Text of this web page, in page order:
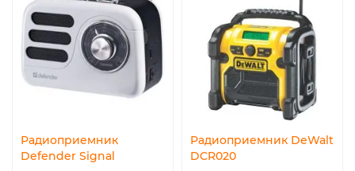
Радиоприемник
Defender Signal
Радиоприемник DeWalt
DCR020